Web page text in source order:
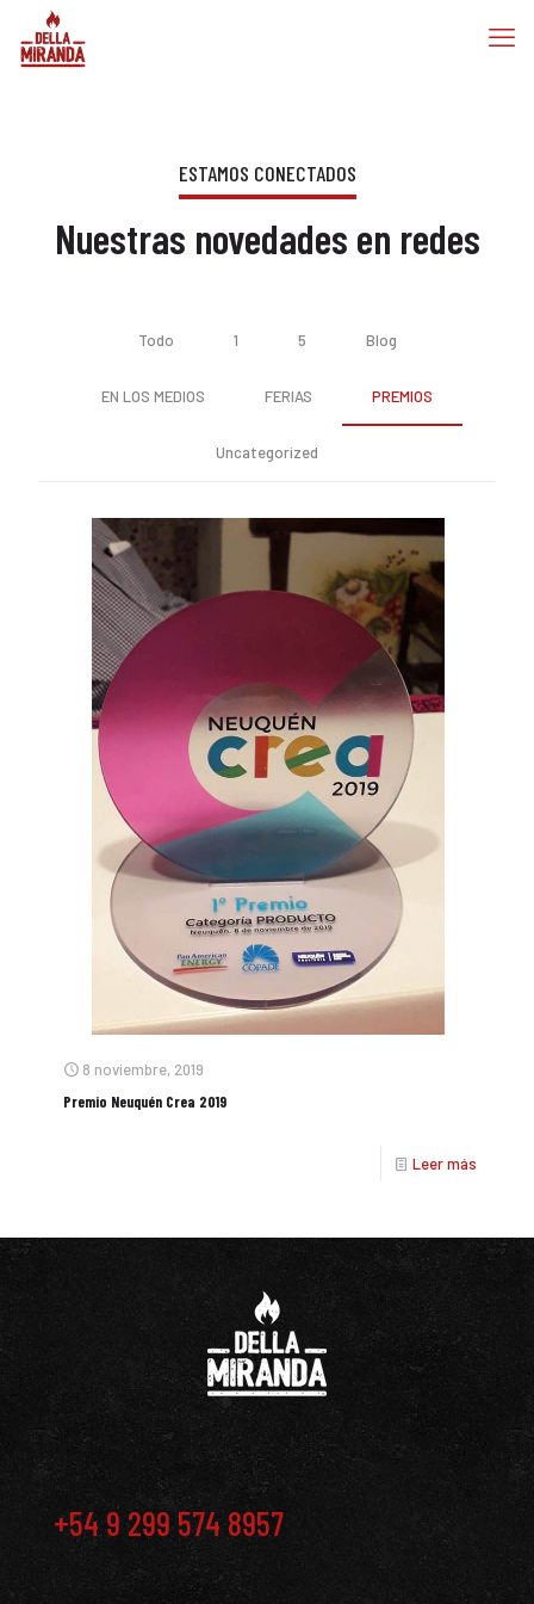
ESTAMOS CONECTADOS
Nuestras novedades en redes
Todo 1 5 Blog
EN LOS MEDIOS FERIAS PREMIOS
Uncategorized
8 noviembre, 2019
Premio Neuquén Crea 2019
Leer más
+54 9 299 574 8957